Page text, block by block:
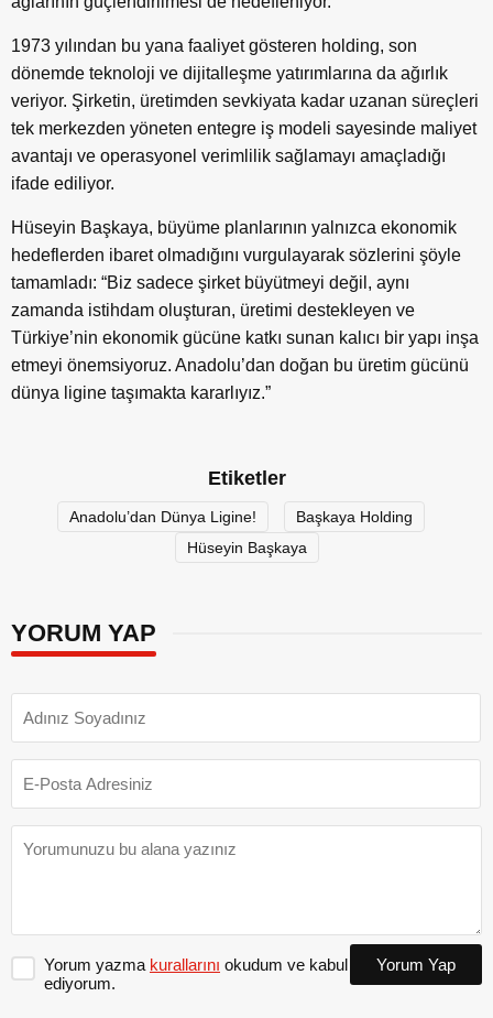
1973 yılından bu yana faaliyet gösteren holding, son
dönemde teknoloji ve dijitalleşme yatırımlarına da ağırlık
veriyor. Şirketin, üretimden sevkiyata kadar uzanan süreçleri
tek merkezden yöneten entegre iş modeli sayesinde maliyet
avantajı ve operasyonel verimlilik sağlamayı amaçladığı
ifade ediliyor.
Hüseyin Başkaya, büyüme planlarının yalnızca ekonomik
hedeflerden ibaret olmadığını vurgulayarak sözlerini şöyle
tamamladı: “Biz sadece şirket büyütmeyi değil, aynı
zamanda istihdam oluşturan, üretimi destekleyen ve
Türkiye’nin ekonomik gücüne katkı sunan kalıcı bir yapı inşa
etmeyi önemsiyoruz. Anadolu’dan doğan bu üretim gücünü
dünya ligine taşımakta kararlıyız.”
Etiketler
Anadolu’dan Dünya Ligine!
Başkaya Holding
Hüseyin Başkaya
YORUM YAP
Yorum yazma kurallarını okudum ve kabul
ediyorum.
Yorum Yap